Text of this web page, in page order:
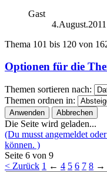
Gast
4.August.2011
Thema 101 bis 120 von
Optionen für die
Themen sortieren nach:
Themen ordnen in:
Die Seite wird geladen...
(Du musst angemeldet
können. )
Seite 6 von 9
< Zurück 1 ← 4 5 6 7 8 →